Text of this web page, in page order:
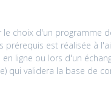
le choix d'un programme
prérequis est réalisée à
ligne ou lors d'un
qui validera la base de